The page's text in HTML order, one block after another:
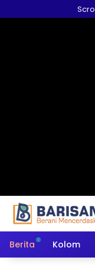
ke
Berita Kolom